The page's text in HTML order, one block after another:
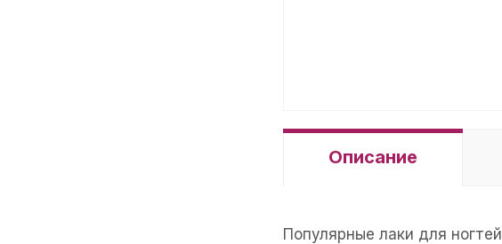
Описание
Популярные лаки для ногтей